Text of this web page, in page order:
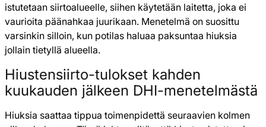
istutetaan siirtoalueelle, siihen käytetään laitetta, joka ei
vaurioita päänahkaa juurikaan. Menetelmä on suosittu
varsinkin silloin, kun potilas haluaa paksuntaa hiuksia
jollain tietyllä alueella.
Hiustensiirto-tulokset kahden
kuukauden jälkeen DHI-menetelmästä
Hiuksia saattaa tippua toimenpidettä seuraavien kolmen